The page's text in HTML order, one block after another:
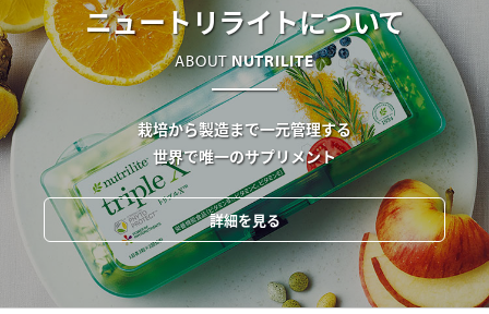
ニュートリライトについて
ABOUT NUTRILITE
栽培から製造まで一元管理する
世界で唯一のサプリメント
詳細を見る